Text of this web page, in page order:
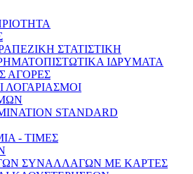
ΣΤΑΤΙΣΤΙΚΗ
ΙΔΡΥΜΑΤΑ
ΑΓΟΡΕΣ
ΛΟΓΑΡΙΑΣΜΟΙ
STANDARD
- ΤΙΜΕΣ
ΣΥΝΑΛΛΑΓΩΝ ΜΕ ΚΑΡΤΕΣ